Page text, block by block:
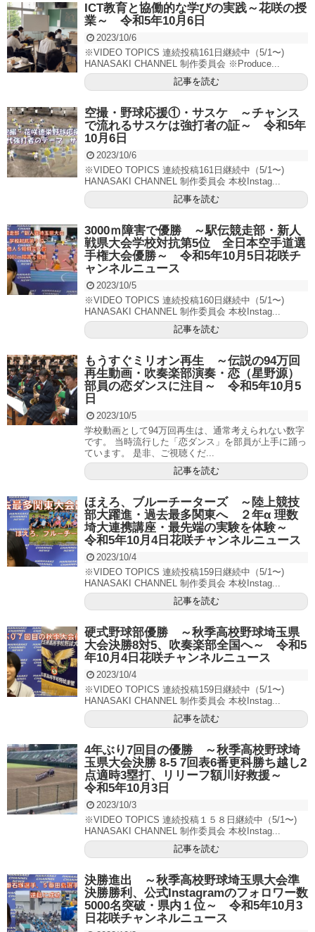
ICT教育と協働的な学びの実践～花咲の授
業～ 令和5年10月6日
2023/10/6
※VIDEO TOPICS 連続投稿161日継続中（5/1〜)
HANASAKI CHANNEL 制作委員会 ※Produce...
記事を読む
空撮・野球応援①・サスケ ～チャンス
で流れるサスケは強打者の証～ 令和5年
10月6日
2023/10/6
※VIDEO TOPICS 連続投稿161日継続中（5/1〜)
HANASAKI CHANNEL 制作委員会 本校Instag...
記事を読む
3000ｍ障害で優勝 ～駅伝競走部・新人
戦県大会学校対抗第5位 全日本空手道選
手権大会優勝～ 令和5年10月5日花咲チ
ャンネルニュース
2023/10/5
※VIDEO TOPICS 連続投稿160日継続中（5/1〜)
HANASAKI CHANNEL 制作委員会 本校Instag...
記事を読む
もうすぐミリオン再生 ～伝説の94万回
再生動画・吹奏楽部演奏・恋（星野源）
部員の恋ダンスに注目～ 令和5年10月5
日
2023/10/5
学校動画として94万回再生は、通常考えられない数字
です。 当時流行した「恋ダンス」を部員が上手に踊っ
ています。 是非、ご視聴くだ...
記事を読む
ほえろ、ブルーチーターズ ～陸上競技
部大躍進・過去最多関東へ ２年α 理数
埼大連携講座・最先端の実験を体験～
令和5年10月4日花咲チャンネルニュース
2023/10/4
※VIDEO TOPICS 連続投稿159日継続中（5/1〜)
HANASAKI CHANNEL 制作委員会 本校Instag...
記事を読む
硬式野球部優勝 ～秋季高校野球埼玉県
大会決勝8対5、吹奏楽部全国へ～ 令和5
年10月4日花咲チャンネルニュース
2023/10/4
※VIDEO TOPICS 連続投稿159日継続中（5/1〜)
HANASAKI CHANNEL 制作委員会 本校Instag...
記事を読む
4年ぶり7回目の優勝 ～秋季高校野球埼
玉県大会決勝 8-5 7回表6番更科勝ち越し2
点適時3塁打、リリーフ額川好救援～
令和5年10月3日
2023/10/3
※VIDEO TOPICS 連続投稿１５８日継続中（5/1〜)
HANASAKI CHANNEL 制作委員会 本校Instag...
記事を読む
決勝進出 ～秋季高校野球埼玉県大会準
決勝勝利、公式Instagramのフォロワー数
5000名突破・県内１位～ 令和5年10月3
日花咲チャンネルニュース